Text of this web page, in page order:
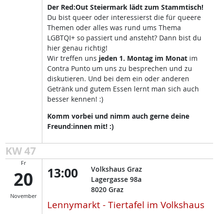
Der Red:Out Steiermark lädt zum Stammtisch!
Du bist queer oder interessierst die für queere
Themen oder alles was rund ums Thema
LGBTQI+ so passiert und ansteht? Dann bist du
hier genau richtig!
Wir treffen uns jeden 1. Montag im Monatim
Contra Punto um uns zu besprechen und zu
diskutieren. Und bei dem ein oder anderen
Getränk und gutem Essen lernt man sich auch
besser kennen! :)
Komm vorbei und nimm auch gerne deine
Freund:innen mit! :)
KW 47
Fr
20
November
13:00
Volkshaus Graz
Lagergasse 98a
8020 Graz
Lennymarkt - Tiertafel im Volkshaus